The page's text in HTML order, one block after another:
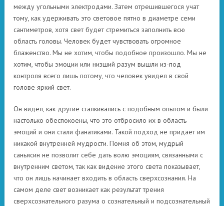
между угольными электродами. Затем отрешившегося учат
тому, как удерживать это световое пятно в диаметре семи
сантиметров, хотя свет будет стремиться заполнить всю
область головы. Человек будет чувствовать огромное
блаженство. Мы не хотим, чтобы подобное произошло. Мы не
хотим, чтобы эмоции или низший разум вышли из-под
контроля всего лишь потому, что человек увидел в свой
голове яркий свет.
Он видел, как другие сталкивались с подобным опытом и были
настолько обеспокоены, что это отбросило их в область
эмоций и они стали фанатиками. Такой подход не придает им
никакой внутренней мудрости. Помня об этом, мудрый
саньясин не позволит себе дать волю эмоциям, связанными с
внутренним светом, так как видение этого света показывает,
что он лишь начинает входить в область сверхсознания. На
самом деле свет возникает как результат трения
сверхсознательного разума о сознательный и подсознательный